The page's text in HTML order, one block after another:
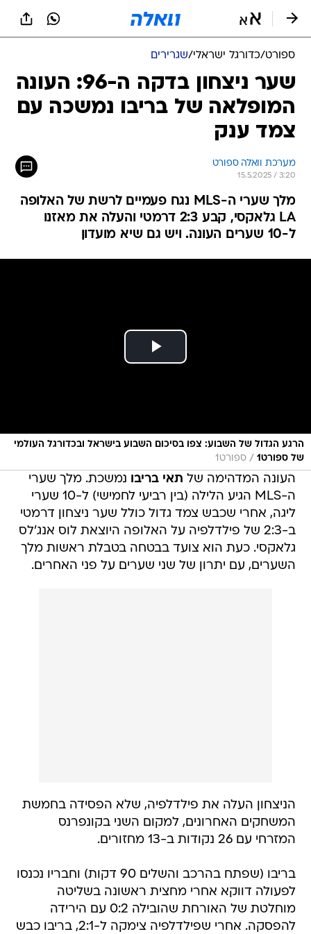
ספורט/כדורגל ישראלי/שגרירים
שער ניצחון בדקה ה-96: העונה
המופלאה של בריבו נמשכה עם
צמד ענק
מערכת וואלה ספורט
15.5.2025 / 3:20
מלך שערי ה-MLS נגח פעמיים לרשת של האלופה
LA גלאקסי, קבע 2:3 דרמטי והעלה את מאזנו
ל-10 שערים העונה. ויש גם שיא מועדון
הרגע הגדול של השבוע: צפו בסיכום השבוע בישראל ובכדורגל העולמי
של ספורט1
/ ספורט1
העונה המדהימה של תאי בריבו נמשכת. מלך שערי
ה-MLS הגיע הלילה (בין רביעי לחמישי) ל-10 שערי
ליגה, אחרי שכבש צמד גדול כולל שער ניצחון דרמטי
ב-2:3 של פילדלפיה על האלופה היוצאת לוס אנג'לס
גלאקסי. כעת הוא צועד בבטחה בטבלת ראשות מלך
השערים, עם יתרון של שני שערים על פני האחרים.
הניצחון העלה את פילדלפיה, שלא הפסידה בחמשת
המשחקים האחרונים, למקום השני בקונפרנס
המזרחי עם 26 נקודות ב-13 מחזורים.
בריבו (שפתח בהרכב והשלים 90 דקות) וחבריו נכנסו
לפעולה דווקא אחרי מחצית ראשונה בשליטה
מוחלטת של האורחת שהובילה 0:2 עם הירידה
להפסקה. אחרי שפילדלפיה צימקה ל-2:1, בריבו כבש